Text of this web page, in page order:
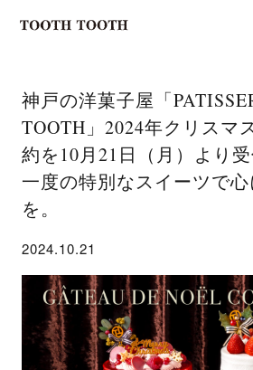
神戸の洋菓子屋「
TOOTH」2024年クリスマ
約を10月21日（月）より
一度の特別なスイーツで
を。
2024.10.21